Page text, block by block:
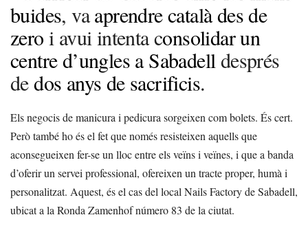
buides, vaaprendre català des de
zero i avui intenta consolidar un
centre d’ungles a Sabadelldesprés
dedos anys de sacrificis.
Els negocis de manicura i pedicura sorgeixen com bolets. És cert.
Però també ho és el fet que només resisteixen aquells que
aconsegueixen fer-se un lloc entre els veïns i veïnes, i que a banda
d’oferir un servei professional, ofereixen un tracte proper, humà i
personalitzat. Aquest, és el cas del local Nails Factory de Sabadell,
ubicat a la Ronda Zamenhof número 83 de la ciutat.